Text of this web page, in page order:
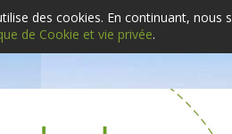
des cookies. En continuant, nous
de Cookie et vie privée.